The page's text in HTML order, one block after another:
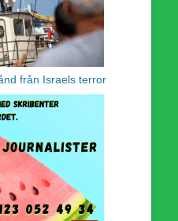
från Israels terror